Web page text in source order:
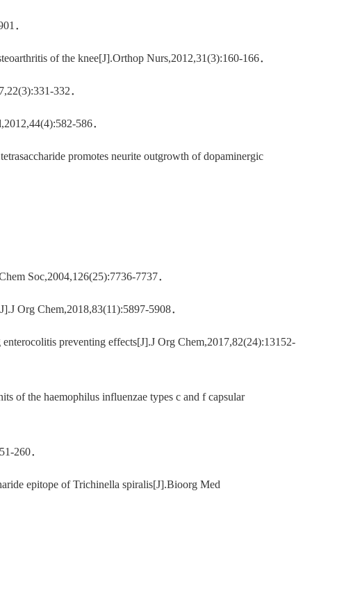
．
of the knee[J].Orthop Nurs,2012,31(3):160-166．
332．
586．
promotes neurite outgrowth of dopaminergic
Soc,2004,126(25):7736-7737．
Org Chem,2018,83(11):5897-5908．
preventing effects[J].J Org Chem,2017,82(24):13152-
of the haemophilus influenzae types c and f capsular
260．
epitope of Trichinella spiralis[J].Bioorg Med